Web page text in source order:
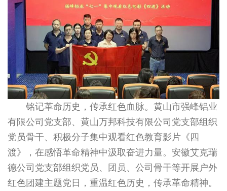
铭记革命历史，传承红色血脉。黄山市强峰铝业
有限公司党支部、黄山万邦科技有限公司党支部组织
党员骨干、积极分子集中观看红色教育影片《四
渡》，在感悟革命精神中汲取奋进力量。安徽艾克瑞
德公司党支部组织党员、团员、公司骨干等开展户外
红色团建主题党日，重温红色历史，传承革命精神。